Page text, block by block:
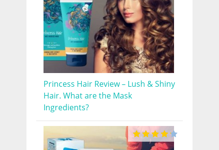
Princess Hair Review – Lush & Shiny
Hair. What are the Mask
Ingredients?